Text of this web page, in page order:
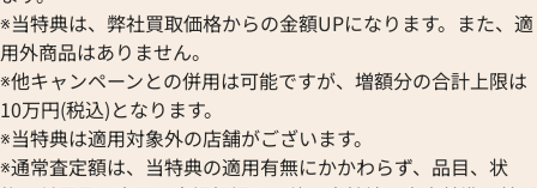
※当特典は、弊社買取価格からの金額UPになります。また、適
用外商品はありません。
※他キャンペーンとの併用は可能ですが、増額分の合計上限は
10万円(税込)となります。
※当特典は適用対象外の店舗がございます。
※通常査定額は、当特典の適用有無にかかわらず、品目、状